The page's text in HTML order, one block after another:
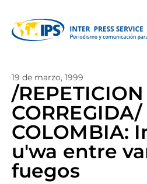
19 de marzo, 1999
/REPETICION
CORREGIDA/
COLOMBIA:
u'wa entre
fuegos